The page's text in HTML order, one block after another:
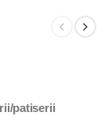
patiserii